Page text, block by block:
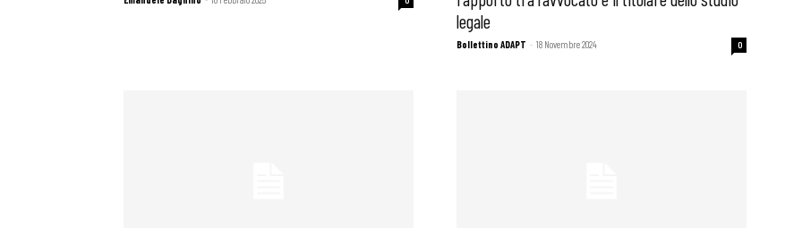
legale
Bollettino ADAPT - 18 Novembre 2024 0